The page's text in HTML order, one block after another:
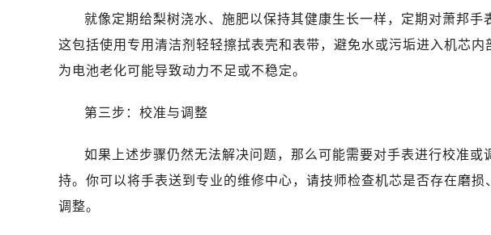
就像定期给梨树浇水、施肥以保持其健康生长一样，定期对萧邦手
这包括使用专用清洁剂轻轻擦拭表壳和表带，避免水或污垢进入机芯
为电池老化可能导致动力不足或不稳定。
第三步：校准与调整
如果上述步骤仍然无法解决问题，那么可能需要对手表进行校准或
持。你可以将手表送到专业的维修中心，请技师检查机芯是否存在磨
调整。